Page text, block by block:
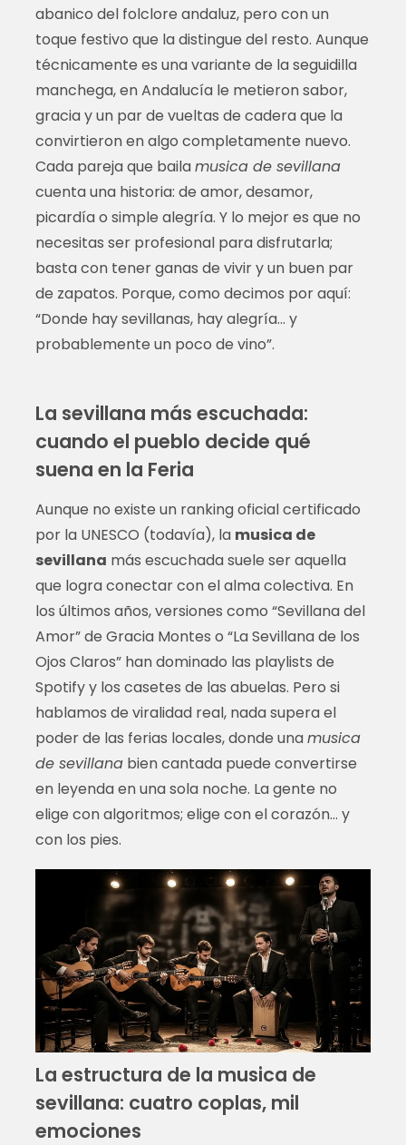
abanico del folclore andaluz, pero con un
toque festivo que la distingue del resto. Aunque
técnicamente es una variante de la seguidilla
manchega, en Andalucía le metieron sabor,
gracia y un par de vueltas de cadera que la
convirtieron en algo completamente nuevo.
Cada pareja que bailamusica de sevillana
cuenta una historia: de amor, desamor,
picardía o simple alegría. Y lo mejor es que no
necesitas ser profesional para disfrutarla;
basta con tener ganas de vivir y un buen par
de zapatos. Porque, como decimos por aquí:
“Donde hay sevillanas, hay alegría... y
probablemente un poco de vino”.
La sevillana más escuchada:
cuando el pueblo decide qué
suena en la Feria
Aunque no existe un ranking oficial certificado
por la UNESCO (todavía), la musica de
sevillana más escuchada suele ser aquella
que logra conectar con el alma colectiva. En
los últimos años, versiones como “Sevillana del
Amor” de Gracia Montes o “La Sevillana de los
Ojos Claros” han dominado las playlists de
Spotify y los casetes de las abuelas. Pero si
hablamos de viralidad real, nada supera el
poder de las ferias locales, donde unamusica
de sevillanabien cantada puede convertirse
en leyenda en una sola noche. La gente no
elige con algoritmos; elige con el corazón… y
con los pies.
La estructura de la musica de
sevillana: cuatro coplas, mil
emociones